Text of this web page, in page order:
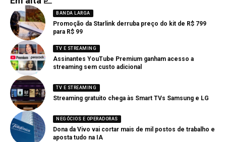
BANDA LARGA
Promoção da Starlink derruba preço do kit de R$ 799
para R$ 99
TV E STREAMING
Assinantes YouTube Premium ganham acesso a
streaming sem custo adicional
TV E STREAMING
Streaming gratuito chega às Smart TVs Samsung e LG
NEGÓCIOS E OPERADORAS
Dona da Vivo vai cortar mais de mil postos de trabalho e
aposta tudo na IA